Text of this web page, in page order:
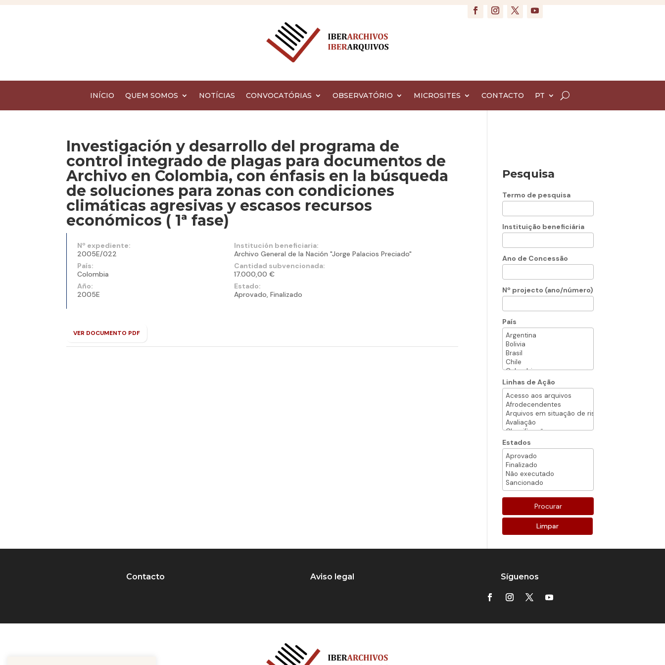
INÍCIO QUEM SOMOS NOTÍCIAS CONVOCATÓRIAS OBSERVATÓRIO MICROSITES CONTACTO PT
Investigación y desarrollo del programa de
control integrado de plagas para documentos de
Archivo en Colombia, con énfasis en la búsqueda
de soluciones para zonas con condiciones
climáticas agresivas y escasos recursos
económicos ( 1ª fase)
Nº expediente:
2005E/022
País:
Colombia
Año:
2005E
Institución beneficiaria:
Archivo General de la Nación "Jorge Palacios Preciado"
Cantidad subvencionada:
17.000,00 €
Estado:
Aprovado, Finalizado
VER DOCUMENTO PDF
Pesquisa
Termo de pesquisa
Instituição beneficiária
Ano de Concessão
Nº projecto (ano/número)
País
Linhas de Ação
Estados
Limpar
Contacto Aviso legal Síguenos